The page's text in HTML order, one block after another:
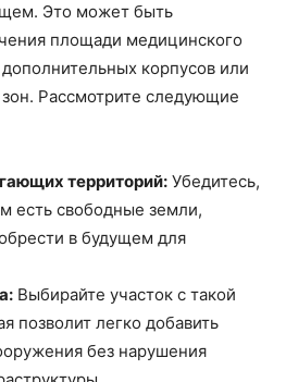
Это может быть
площади медицинского
корпусов или
Рассмотрите следующие
территорий: Убедитесь,
есть свободные земли,
в будущем для
Выбирайте участок с такой
позволит легко добавить
без нарушения